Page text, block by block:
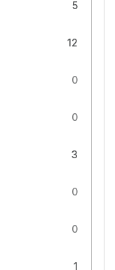
5
12
0
0
3
0
0
1